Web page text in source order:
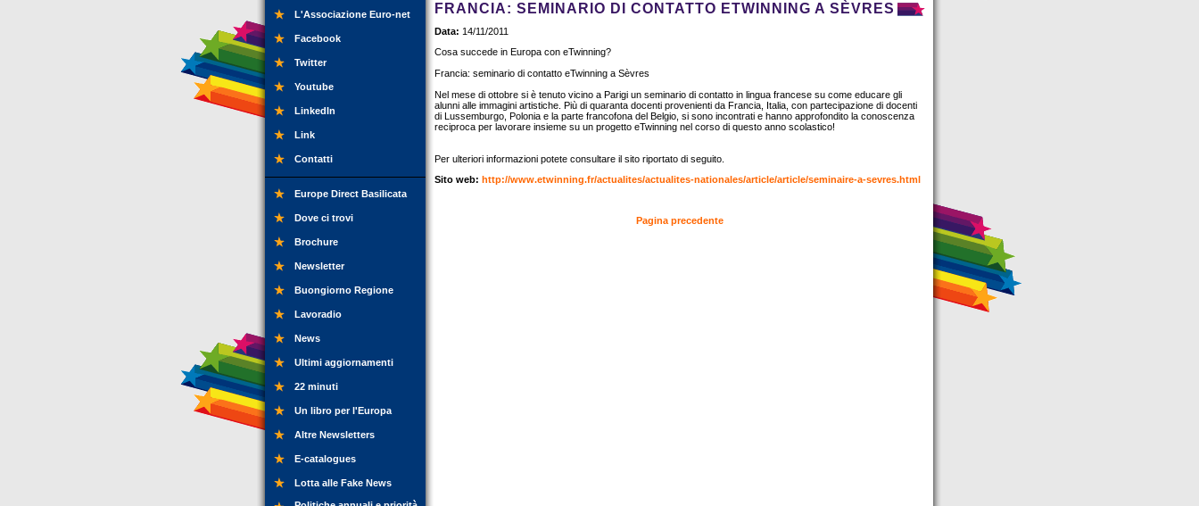
L'Associazione Euro-net
Facebook
Twitter
Youtube
LinkedIn
Link
Contatti
Europe Direct Basilicata
Dove ci trovi
Brochure
Newsletter
Buongiorno Regione
Lavoradio
News
Ultimi aggiornamenti
22 minuti
Un libro per l'Europa
Altre Newsletters
E-catalogues
Lotta alle Fake News
FRANCIA: SEMINARIO DI CONTATTO ETWINNING A SÈVRES
Data: 14/11/2011
Cosa succede in Europa con eTwinning?
Francia: seminario di contatto eTwinning a Sèvres
Nel mese di ottobre si è tenuto vicino a Parigi un seminario di contatto in lingua francese su come educare gli
alunni alle immagini artistiche. Più di quaranta docenti provenienti da Francia, Italia, con partecipazione di docenti
di Lussemburgo, Polonia e la parte francofona del Belgio, si sono incontrati e hanno approfondito la conoscenza
reciproca per lavorare insieme su un progetto eTwinning nel corso di questo anno scolastico!
Per ulteriori informazioni potete consultare il sito riportato di seguito.
Sito web: http://www.etwinning.fr/actualites/actualites-nationales/article/article/seminaire-a-sevres.html
Pagina precedente